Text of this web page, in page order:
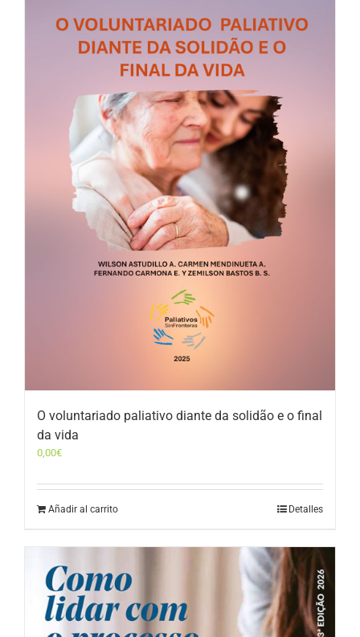
O voluntariado paliativo diante da solidão e o final
da vida
0,00€
Añadir al carrito Detalles